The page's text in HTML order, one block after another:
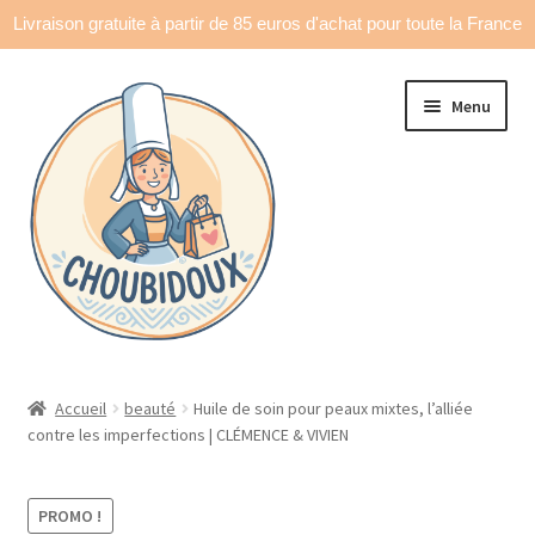
Livraison gratuite à partir de 85 euros d'achat pour toute la France
navigation
contenu
Menu
Made in France
Déco & accessoires
Accueil beauté
Huile de soin pour peaux mixtes, l’alliée
contre les imperfections | CLÉMENCE & VIVIEN
PROMO !